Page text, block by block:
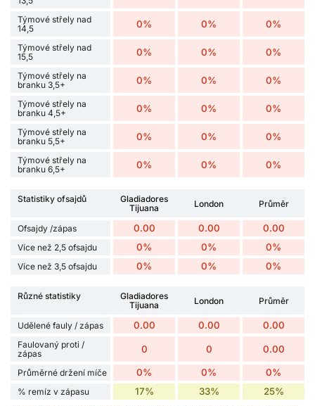
Týmové střely nad
14,5
0% 0% 0%
Týmové střely nad
15,5
0% 0% 0%
Týmové střely na
branku 3,5+
0% 0% 0%
Týmové střely na
branku 4,5+
0% 0% 0%
Týmové střely na
branku 5,5+
0% 0% 0%
Týmové střely na
branku 6,5+
0% 0% 0%
Statistiky ofsajdů
Gladiadores
Tijuana
London Průměr
Ofsajdy /zápas 0.00 0.00 0.00
Více než 2,5 ofsajdu 0% 0% 0%
Více než 3,5 ofsajdu 0% 0% 0%
Různé statistiky
Gladiadores
Tijuana
London Průměr
Udělené fauly / zápas 0.00 0.00 0.00
Faulovaný proti /
zápas
0 0 0.00
Průměrné držení míče 0% 0% 0%
% remíz v zápasu 17% 33% 25%